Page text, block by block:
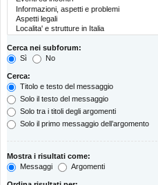
Cerca nei subforum:
Sì
No
Cerca:
Titolo e testo del messaggio
Solo il testo del messaggio
Solo tra i titoli degli argomenti
Solo il primo messaggio dell’argomento
Mostra i risultati come:
Messaggi
Argomenti